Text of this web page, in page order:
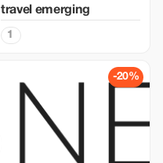
travel emerging
1
-20%